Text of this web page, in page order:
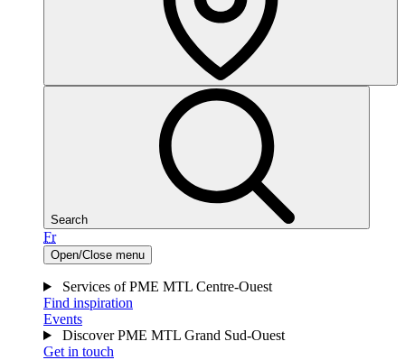
Search
Fr
Open/Close menu
Services of PME MTL Centre-Ouest
Find inspiration
Events
Discover PME MTL Grand Sud-Ouest
Get in touch